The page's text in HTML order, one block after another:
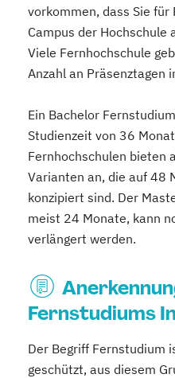
vorkommen, dass Sie für
Campus der Hochschule
Viele Fernhochschule
Anzahl an Präsenztagen
Ein Bachelor
Studienzeit von 36
Fernhochschulen bieten
Varianten an, die auf 48
konzipiert sind. Der
meist 24 Monate, kann
verlängert werden.
Fernstudiums
Der Begriff Fernstudium
geschützt, aus diesem